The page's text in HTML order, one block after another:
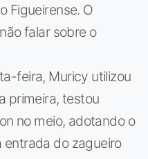
Figueirense. O
falar sobre o
feira, Muricy utilizou
primeira, testou
no meio, adotando o
do zagueiro